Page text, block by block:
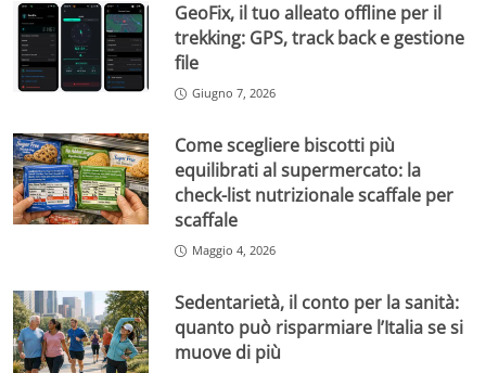
GeoFix, il tuo alleato offline per il
trekking: GPS, track back e gestione
file
Giugno 7, 2026
Come scegliere biscotti più
equilibrati al supermercato: la
check-list nutrizionale scaffale per
scaffale
Maggio 4, 2026
Sedentarietà, il conto per la sanità:
quanto può risparmiare l’Italia se si
muove di più